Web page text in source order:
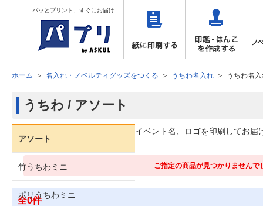
パッとプリント、すぐにお届け
ホーム 名入れ・ノベルティグッズをつくる うちわ名入れ うちわ名
うちわ / アソート
お好きな柄のうちわ裏面に社名やイベント名、ロゴを印刷してお
ご指定の商品が見つかりません
全0件
商品タイプで絞り込む
アソート
竹うちわミニ
ポリうちわミニ